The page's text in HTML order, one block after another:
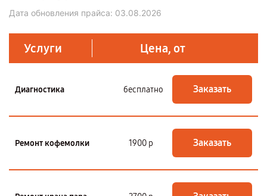
Дата обновления прайса: 03.08.2026
Услуги Цена, от
Диагностика бесплатно Заказать
Ремонт кофемолки 1900 р Заказать